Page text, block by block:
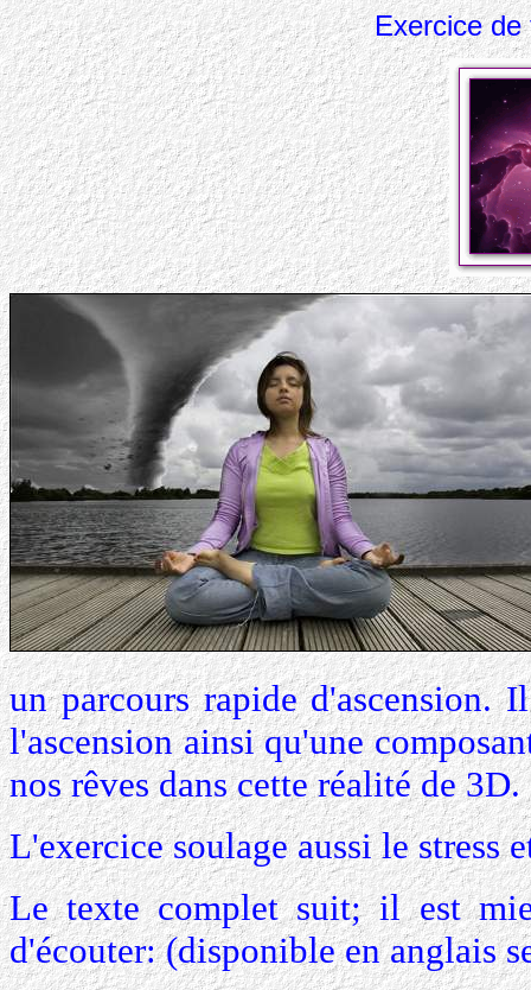
Exercice de
un parcours rapide d'ascension.
l'ascension ainsi qu'une
nos rêves dans cette réalité de 3D.
L'exercice soulage aussi le stress
Le texte complet suit; il est
d'écouter: (disponible en anglais